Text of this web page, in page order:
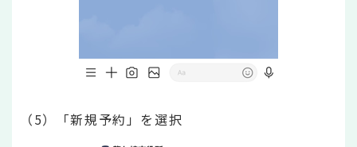
（5）「新規予約」を選択